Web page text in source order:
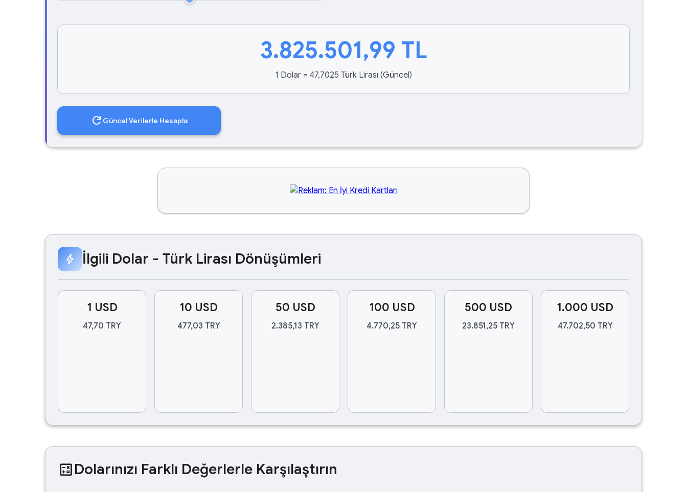
3.825.501,99 TL
1 Dolar = 47,7025 Türk Lirası (Güncel)
refresh Güncel Verilerle Hesapla
bolt İlgili Dolar - Türk Lirası Dönüşümleri
1 USD
47,70 TRY
10 USD
477,03 TRY
50 USD
2.385,13 TRY
100 USD
4.770,25 TRY
500 USD
23.851,25 TRY
1.000 USD
47.702,50 TRY
calculateDolarınızı Farklı Değerlerle Karşılaştırın